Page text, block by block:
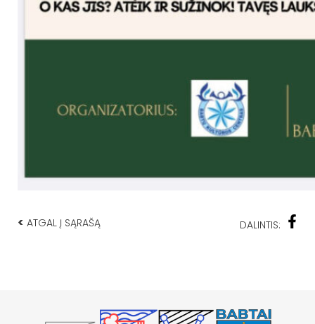
< ATGAL Į SĄRAŠĄ DALINTIS: